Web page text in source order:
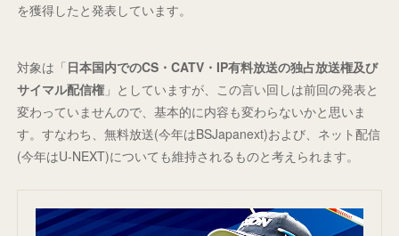
を獲得したと発表しています。
対象は「日本国内でのCS・CATV・IP有料放送の独占放送権及び
サイマル配信権」としていますが、この言い回しは前回の発表と
変わっていませんので、基本的に内容も変わらないかと思いま
す。すなわち、無料放送(今年はBSJapanext)および、ネット配信
(今年はU-NEXT)についても維持されるものと考えられます。